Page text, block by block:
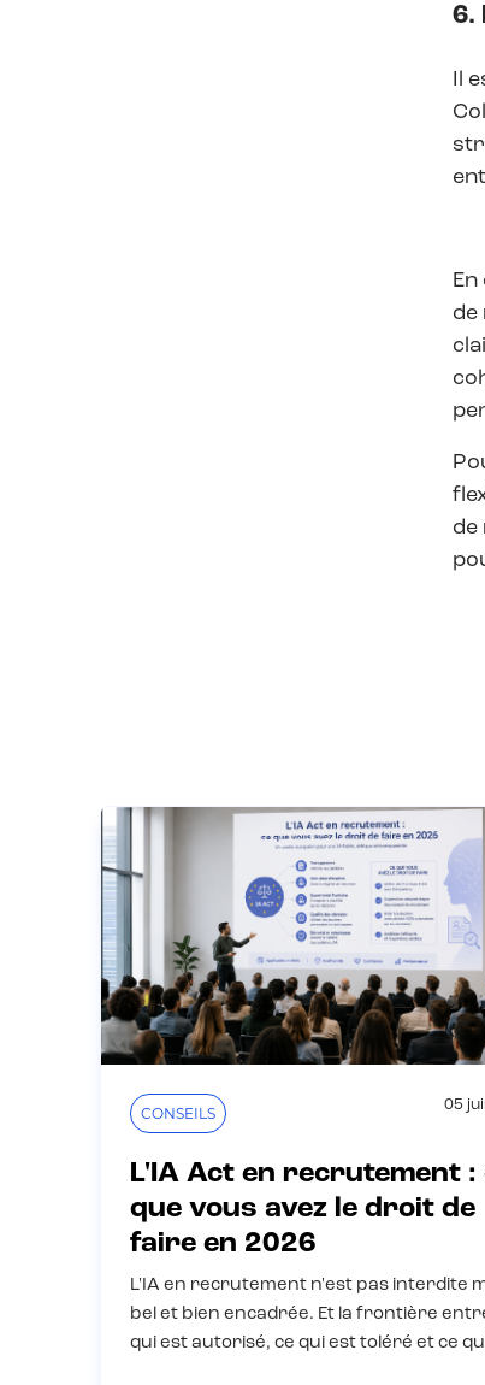
6.
Il
de
de
CONSEILS 05
L'IA Act en recrutement :
que vous avez le droit de
faire en 2026
L'IA en recrutement n'est pas interdite
bel et bien encadrée. Et la frontière
qui est autorisé, ce qui est toléré et ce